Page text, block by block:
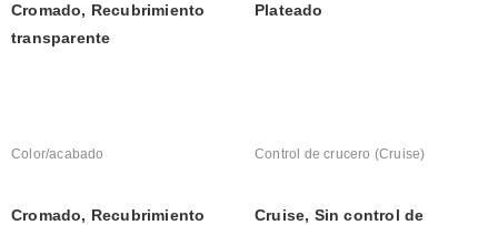
Cromado, Recubrimiento
transparente
Plateado
Color/acabado
Cromado, Recubrimiento
Control de crucero (Cruise)
Cruise, Sin control de